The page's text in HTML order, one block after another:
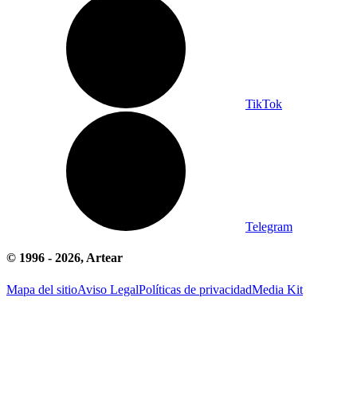
TikTok
Telegram
© 1996 - 2026, Artear
Mapa del sitioAviso LegalPolíticas de privacidadMedia Kit